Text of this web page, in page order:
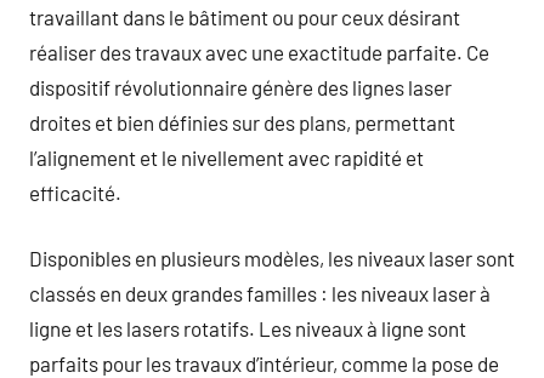
travaillant dans le bâtiment ou pour ceux désirant
réaliser des travaux avec une exactitude parfaite. Ce
dispositif révolutionnaire génère des lignes laser
droites et bien définies sur des plans, permettant
l’alignement et le nivellement avec rapidité et
efficacité.
Disponibles en plusieurs modèles, les niveaux laser sont
classés en deux grandes familles : les niveaux laser à
ligne et les lasers rotatifs. Les niveaux à ligne sont
parfaits pour les travaux d’intérieur, comme la pose de